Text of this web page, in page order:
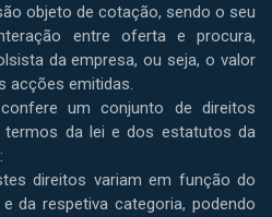
objeto de cotação, sendo o seu
entre oferta e procura,
da empresa, ou seja, o valor
acções emitidas.
um conjunto de direitos
termos da lei e dos estatutos da
direitos variam em função do
da respetiva categoria, podendo